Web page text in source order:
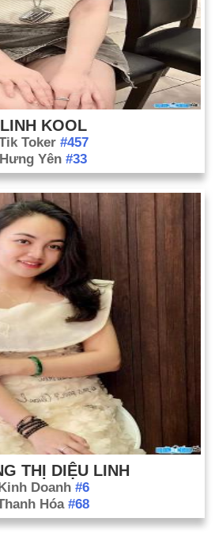
LINH KOOL
Toker #457
Hưng Yên #33
THỊ DIỆU LINH
Doanh #6
Hóa #68